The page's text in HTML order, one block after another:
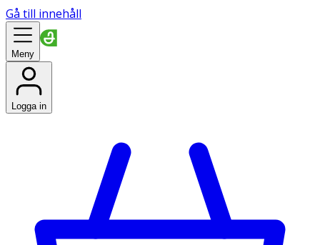
Gå till innehåll
Meny
Logga in